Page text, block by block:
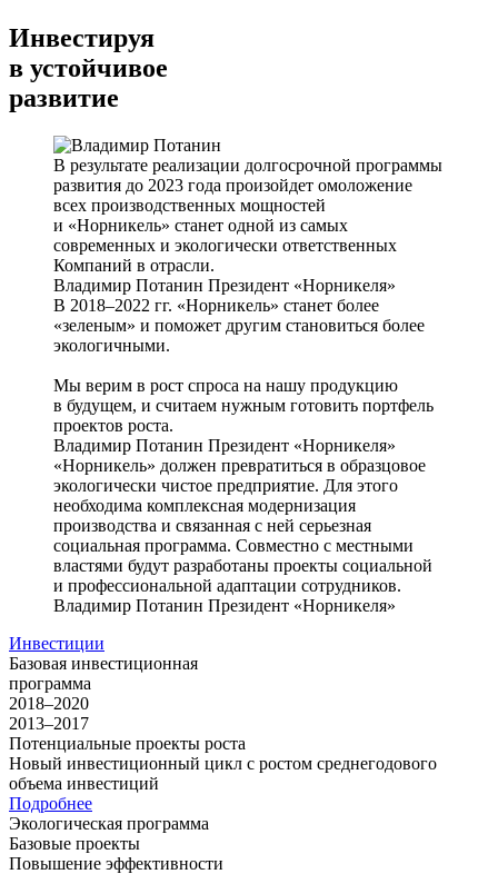
Инвестируя
в устойчивое
развитие
В результате реализации долгосрочной программы
развития до 2023 года произойдет омоложение
всех производственных мощностей
и «Норникель» станет одной из самых
современных и экологически ответственных
Компаний в отрасли.
Владимир Потанин Президент «Норникеля»
В 2018–2022 гг. «Норникель» станет более
«зеленым» и поможет другим становиться более
экологичными.
Мы верим в рост спроса на нашу продукцию
в будущем, и считаем нужным готовить портфель
проектов роста.
Владимир Потанин Президент «Норникеля»
«Норникель» должен превратиться в образцовое
экологически чистое предприятие. Для этого
необходима комплексная модернизация
производства и связанная с ней серьезная
социальная программа. Совместно с местными
властями будут разработаны проекты социальной
и профессиональной адаптации сотрудников.
Владимир Потанин Президент «Норникеля»
Инвестиции
Базовая инвестиционная
программа
2018–2020
2013–2017
Потенциальные проекты роста
Новый инвестиционный цикл с ростом среднегодового
объема инвестиций
Подробнее
Экологическая программа
Базовые проекты
Повышение эффективности